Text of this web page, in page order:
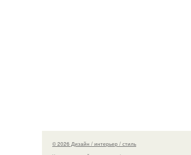
© 2026 Дизайн / интерьер / стиль